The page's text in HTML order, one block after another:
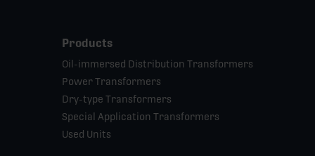
Products
Oil-immersed Distribution Transformers
Power Transformers
Dry-type Transformers
Special Application Transformers
Used Units